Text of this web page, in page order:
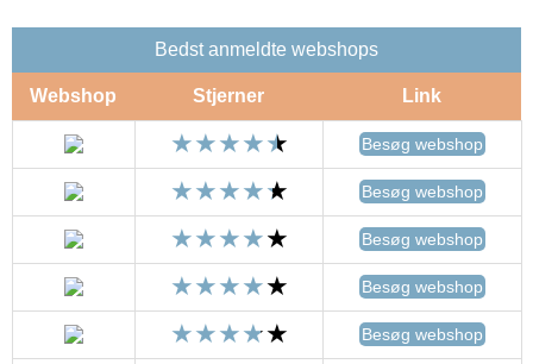
Bedst anmeldte webshops
Webshop Stjerner Link
Besøg webshop
Besøg webshop
Besøg webshop
Besøg webshop
Besøg webshop